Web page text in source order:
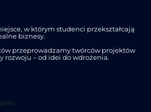
w którym studenci przekształcają
biznesy.
przeprowadzamy twórców projektów
rozwoju – od idei do wdrożenia.